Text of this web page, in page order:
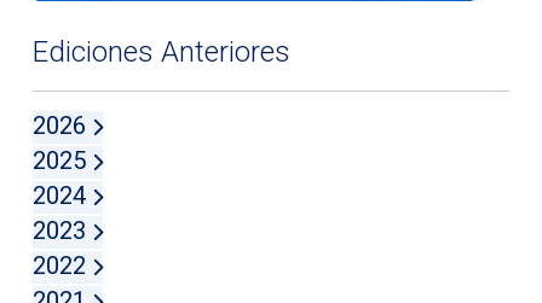
Ediciones Anteriores
2026
2025
2024
2023
2022